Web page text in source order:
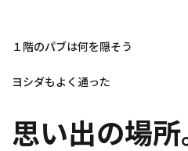
１階のパブは何を隠そう
ヨシダもよく通った
思い出の場所